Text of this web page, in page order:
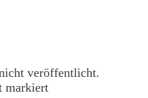
veröffentlicht.
markiert